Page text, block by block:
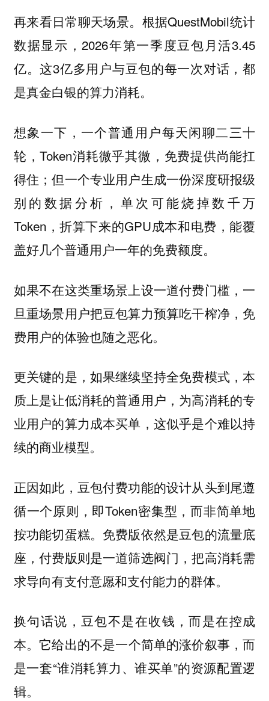
再来看日常聊天场景。根据QuestMobil统计
数据显示，2026年第一季度豆包月活3.45
亿。这3亿多用户与豆包的每一次对话，都
是真金白银的算力消耗。
想象一下，一个普通用户每天闲聊二三十
轮，Token消耗微乎其微，免费提供尚能扛
得住；但一个专业用户生成一份深度研报级
别的数据分析，单次可能烧掉数千万
Token，折算下来的GPU成本和电费，能覆
盖好几个普通用户一年的免费额度。
如果不在这类重场景上设一道付费门槛，一
旦重场景用户把豆包算力预算吃干榨净，免
费用户的体验也随之恶化。
更关键的是，如果继续坚持全免费模式，本
质上是让低消耗的普通用户，为高消耗的专
业用户的算力成本买单，这似乎是个难以持
续的商业模型。
正因如此，豆包付费功能的设计从头到尾遵
循一个原则，即Token密集型，而非简单地
按功能切蛋糕。免费版依然是豆包的流量底
座，付费版则是一道筛选阀门，把高消耗需
求导向有支付意愿和支付能力的群体。
换句话说，豆包不是在收钱，而是在控成
本。它给出的不是一个简单的涨价叙事，而
是一套“谁消耗算力、谁买单”的资源配置逻
辑。